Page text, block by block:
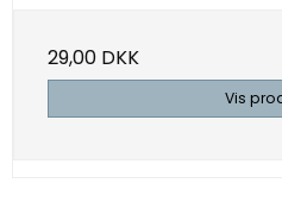
29,00 DKK
Vis